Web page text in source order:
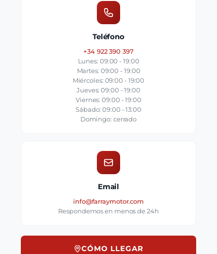
Teléfono
+34 922 390 397
Lunes: 09:00 - 19:00
Martes: 09:00 - 19:00
Miércoles: 09:00 - 19:00
Jueves: 09:00 - 19:00
Viernes: 09:00 - 19:00
Sábado: 09:00 - 13:00
Domingo: cerrado
Email
info@farraymotor.com
Respondemos en menos de 24h
CÓMO LLEGAR